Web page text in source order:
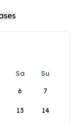
Sa
Su
6 7
13 14